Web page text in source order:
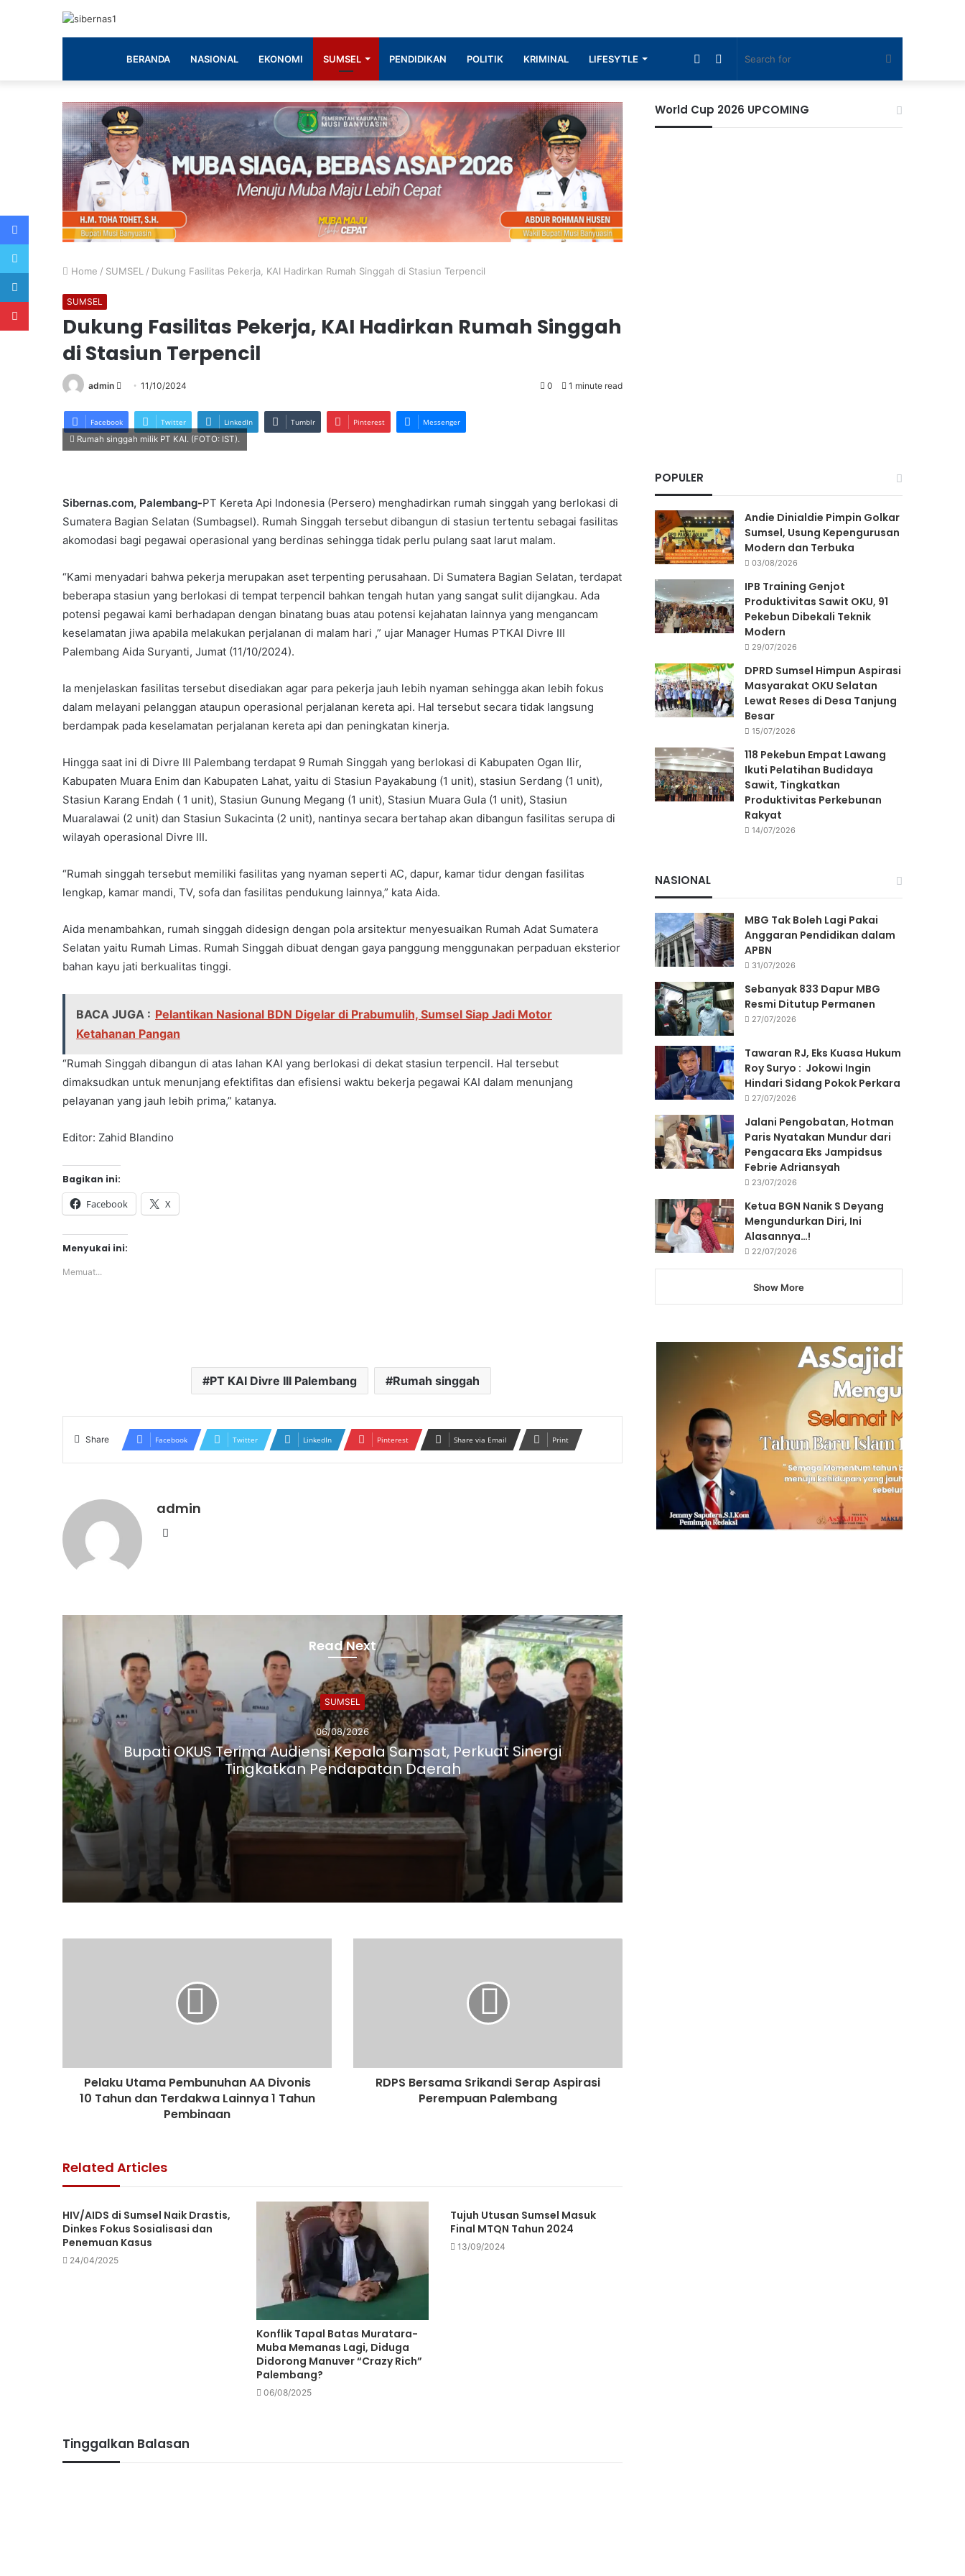
BERANDA NASIONAL EKONOMI SUMSEL PENDIDIKAN POLITIK KRIMINAL LIFESYTLE Search
Switch
Sidebar
Home / SUMSEL / Dukung Fasilitas Pekerja, KAI Hadirkan Rumah Singgah di Stasiun Terpencil
SUMSEL
Dukung Fasilitas Pekerja, KAI Hadirkan Rumah Singgah
di Stasiun Terpencil
admin
Send
email
11/10/2024 0 1 minute read
Facebook Twitter LinkedIn Tumblr Pinterest
Messenger
Rumah singgah milik PT KAI. (FOTO: IST).
Sibernas.com, Palembang-PT Kereta Api Indonesia (Persero) menghadirkan rumah singgah yang berlokasi di
Sumatera Bagian Selatan (Sumbagsel). Rumah Singgah tersebut dibangun di stasiun tertentu sebagai fasilitas
akomodasi bagi pegawai operasional yang berdinas sehingga tidak perlu pulang saat larut malam.
“Kami menyadari bahwa pekerja merupakan aset terpenting perusahaan. Di Sumatera Bagian Selatan, terdapat
beberapa stasiun yang berlokasi di tempat terpencil bahkan tengah hutan yang sangat sulit dijangkau. Ada
potensi pegawai kami berhadapan dengan binatang buas atau potensi kejahatan lainnya yang mengancam
keselamatan jiwa apabila melakukan perjalanan di malam hari ,” ujar Manager Humas PTKAI Divre III
Palembang Aida Suryanti, Jumat (11/10/2024).
Ia menjelaskan fasilitas tersebut disediakan agar para pekerja jauh lebih nyaman sehingga akan lebih fokus
dalam melayani pelanggan ataupun operasional perjalanan kereta api. Hal tersebut secara tidak langsung
berdampak pada keselamatan perjalanan kereta api dan peningkatan kinerja.
Hingga saat ini di Divre III Palembang terdapat 9 Rumah Singgah yang berlokasi di Kabupaten Ogan Ilir,
Kabupaten Muara Enim dan Kabupaten Lahat, yaitu di Stasiun Payakabung (1 unit), stasiun Serdang (1 unit),
Stasiun Karang Endah ( 1 unit), Stasiun Gunung Megang (1 unit), Stasiun Muara Gula (1 unit), Stasiun
Muaralawai (2 unit) dan Stasiun Sukacinta (2 unit), nantinya secara bertahap akan dibangun fasilitas serupa di
wilayah operasional Divre III.
“Rumah singgah tersebut memiliki fasilitas yang nyaman seperti AC, dapur, kamar tidur dengan fasilitas
lengkap, kamar mandi, TV, sofa dan fasilitas pendukung lainnya,” kata Aida.
Aida menambahkan, rumah singgah didesign dengan pola arsitektur menyesuaikan Rumah Adat Sumatera
Selatan yaitu Rumah Limas. Rumah Singgah dibuat dengan gaya panggung menggunakan perpaduan eksterior
bahan kayu jati berkualitas tinggi.
BACA JUGA : Pelantikan Nasional BDN Digelar di Prabumulih, Sumsel Siap Jadi Motor
Ketahanan Pangan
“Rumah Singgah dibangun di atas lahan KAI yang berlokasi di dekat stasiun terpencil. Hal tersebut
dimaksudkan untuk menunjang efektifitas dan efisiensi waktu bekerja pegawai KAI dalam menunjang
pelayanan yang jauh lebih prima,” katanya.
Editor: Zahid Blandino
Bagikan ini:
Facebook X
Menyukai ini:
Memuat...
PT KAI Divre III Palembang Rumah singgah
Share Facebook Twitter LinkedIn Pinterest Share via Email Print
admin
Website
Read Next
SUMSEL
06/08/2026
Bupati OKUS Terima Audiensi Kepala Samsat, Perkuat Sinergi
Tingkatkan Pendapatan Daerah
30/07/2026
28/06/2026
Pertamina Patra Niaga Kilang Plaju Perkuat Nilai AKHLAK dan Etos Kerja di Tahun Baru Islam 1448 H
Pelaku Utama Pembunuhan AA Divonis
10 Tahun dan Terdakwa Lainnya 1 Tahun
Pembinaan
RDPS Bersama Srikandi Serap Aspirasi
Perempuan Palembang
Related Articles
HIV/AIDS di Sumsel Naik Drastis,
Dinkes Fokus Sosialisasi dan
Penemuan Kasus
24/04/2025
Konflik Tapal Batas Muratara-
Muba Memanas Lagi, Diduga
Didorong Manuver “Crazy Rich”
Palembang?
06/08/2025
Tujuh Utusan Sumsel Masuk
Final MTQN Tahun 2024
13/09/2024
Tinggalkan Balasan
World Cup 2026 UPCOMING
POPULER
Andie Dinialdie Pimpin Golkar
Sumsel, Usung Kepengurusan
Modern dan Terbuka
03/08/2026
IPB Training Genjot
Produktivitas Sawit OKU, 91
Pekebun Dibekali Teknik
Modern
29/07/2026
DPRD Sumsel Himpun Aspirasi
Masyarakat OKU Selatan
Lewat Reses di Desa Tanjung
Besar
15/07/2026
118 Pekebun Empat Lawang
Ikuti Pelatihan Budidaya
Sawit, Tingkatkan
Produktivitas Perkebunan
Rakyat
14/07/2026
NASIONAL
MBG Tak Boleh Lagi Pakai
Anggaran Pendidikan dalam
APBN
31/07/2026
Sebanyak 833 Dapur MBG
Resmi Ditutup Permanen
27/07/2026
Tawaran RJ, Eks Kuasa Hukum
Roy Suryo : Jokowi Ingin
Hindari Sidang Pokok Perkara
27/07/2026
Jalani Pengobatan, Hotman
Paris Nyatakan Mundur dari
Pengacara Eks Jampidsus
Febrie Adriansyah
23/07/2026
Ketua BGN Nanik S Deyang
Mengundurkan Diri, Ini
Alasannya…!
22/07/2026
Show More
Facebook
Twitter
LinkedIn
Pinterest